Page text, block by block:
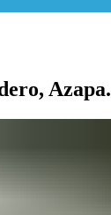
Azapa.